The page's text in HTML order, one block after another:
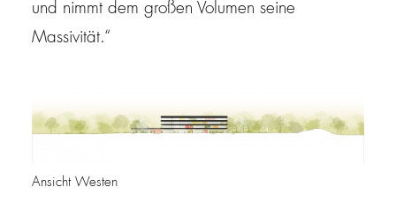
und nimmt dem großen Volumen seine
Massivität.“
Ansicht Westen